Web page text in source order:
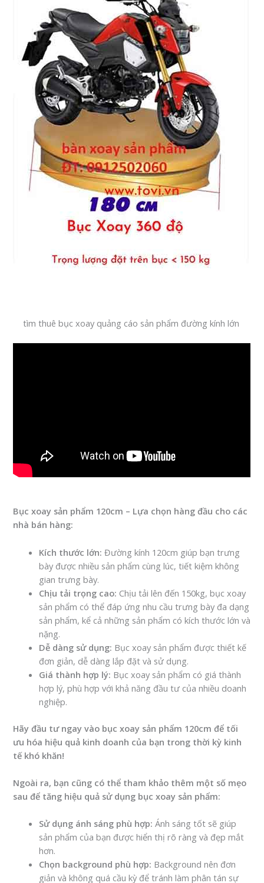
tìm thuê bục xoay quảng cáo sản phẩm đường kính lớn
Bục xoay sản phẩm 120cm – Lựa chọn hàng đầu cho các
nhà bán hàng:
Kích thước lớn: Đường kính 120cm giúp bạn trưng
bày được nhiều sản phẩm cùng lúc, tiết kiệm không
gian trưng bày.
Chịu tải trọng cao: Chịu tải lên đến 150kg, bục xoay
sản phẩm có thể đáp ứng nhu cầu trưng bày đa dạng
sản phẩm, kể cả những sản phẩm có kích thước lớn và
nặng.
Dễ dàng sử dụng: Bục xoay sản phẩm được thiết kế
đơn giản, dễ dàng lắp đặt và sử dụng.
Giá thành hợp lý: Bục xoay sản phẩm có giá thành
hợp lý, phù hợp với khả năng đầu tư của nhiều doanh
nghiệp.
Hãy đầu tư ngay vào bục xoay sản phẩm 120cm để tối
ưu hóa hiệu quả kinh doanh của bạn trong thời kỳ kinh
tế khó khăn!
Ngoài ra, bạn cũng có thể tham khảo thêm một số mẹo
sau để tăng hiệu quả sử dụng bục xoay sản phẩm:
Sử dụng ánh sáng phù hợp: Ánh sáng tốt sẽ giúp
sản phẩm của bạn được hiển thị rõ ràng và đẹp mắt
hơn.
Chọn background phù hợp: Background nên đơn
giản và không quá cầu kỳ để tránh làm phân tán sự